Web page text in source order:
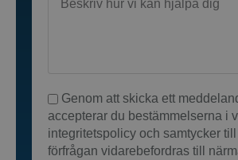
Genom att skicka ett
accepterar du bestämmelserna i
integritetspolicy och samtycker
förfrågan vidarebefordras till